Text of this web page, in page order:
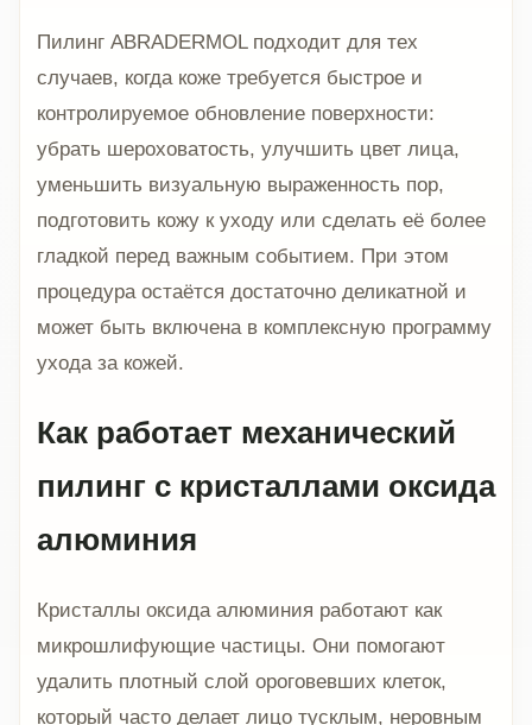
Пилинг ABRADERMOL подходит для тех
случаев, когда коже требуется быстрое и
контролируемое обновление поверхности:
убрать шероховатость, улучшить цвет лица,
уменьшить визуальную выраженность пор,
подготовить кожу к уходу или сделать её более
гладкой перед важным событием. При этом
процедура остаётся достаточно деликатной и
может быть включена в комплексную программу
ухода за кожей.
Как работает механический
пилинг с кристаллами оксида
алюминия
Кристаллы оксида алюминия работают как
микрошлифующие частицы. Они помогают
удалить плотный слой ороговевших клеток,
который часто делает лицо тусклым, неровным